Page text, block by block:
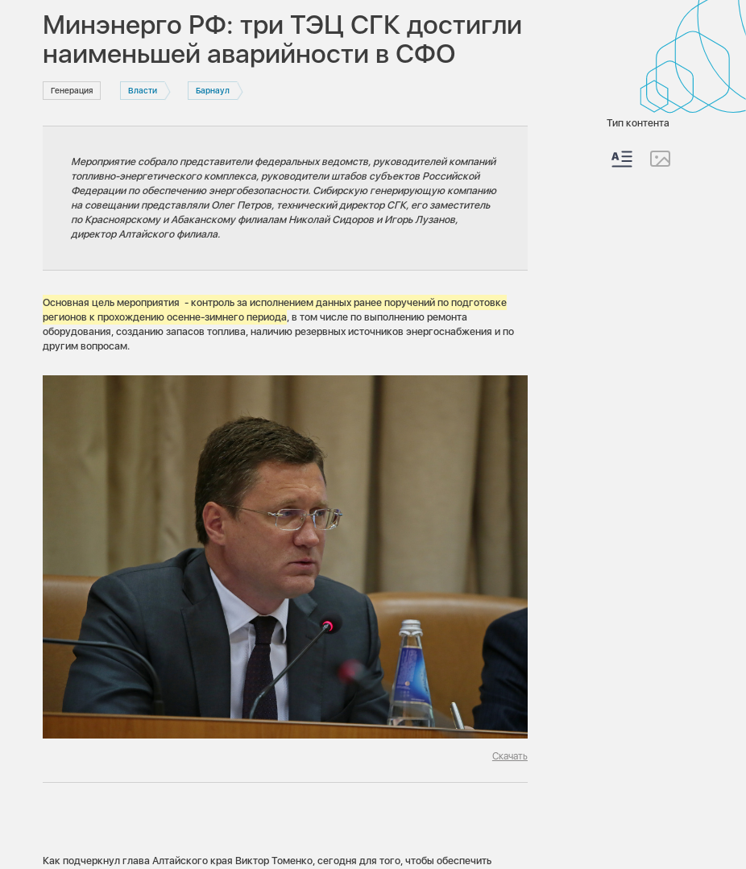
Минэнерго РФ: три ТЭЦ СГК достигли
наименьшей аварийности в СФО
Генерация Власти Барнаул
Мероприятие собрало представители федеральных ведомств, руководителей компаний
топливно-энергетического комплекса, руководители штабов субъектов Российской
Федерации по обеспечению энергобезопасности. Сибирскую генерирующую компанию
на совещании представляли Олег Петров, технический директор СГК, его заместитель
по Красноярскому и Абаканскому филиалам Николай Сидоров и Игорь Лузанов,
директор Алтайского филиала.
Основная цель мероприятия - контроль за исполнением данных ранее поручений по подготовке
регионов к прохождению осенне-зимнего периода , в том числе по выполнению ремонта
оборудования, созданию запасов топлива, наличию резервных источников энергоснабжения и по
другим вопросам.
Скачать
Как подчеркнул глава Алтайского края Виктор Томенко, сегодня для того, чтобы обеспечить
Тип контента